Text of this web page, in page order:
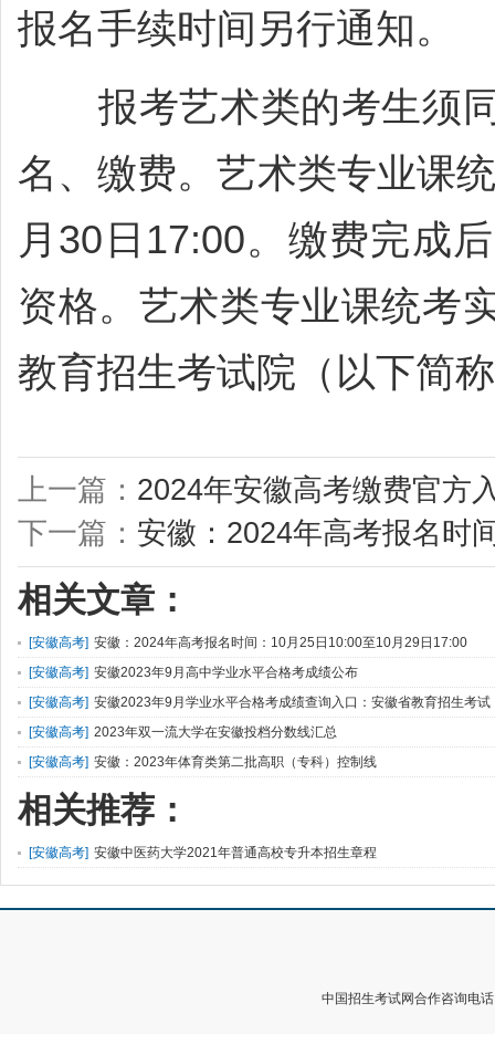
报名手续时间另行通知。
报考艺术类的考生须同
名、缴费。艺术类专业课
月30日17:00。缴费完成
资格。艺术类专业课统考
教育招生考试院（以下简
上一篇： 2024年安徽高考缴费官方
下一篇： 安徽：2024年高考报名时
相关文章：
[安徽高考] 安徽：2024年高考报名时间：10月25日10:00至10月29日17:00
[安徽高考] 安徽2023年9月高中学业水平合格考成绩公布
[安徽高考] 安徽2023年9月学业水平合格考成绩查询入口：安徽省教育招生考试
院[安徽高考] 2023年双一流大学在安徽投档分数线汇总
[安徽高考] 安徽：2023年体育类第二批高职（专科）控制线
相关推荐：
[安徽高考] 安徽中医药大学2021年普通高校专升本招生章程
中国招生考试网合作咨询电